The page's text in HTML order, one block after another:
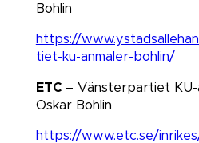
Bohlin​​​​​​​​​​​​​​​​​​​​​​​​​​​​
https://
tiet-ku-anmaler-bohlin/
ETC– Vänsterpartiet KU-
Oskar Bohlin​​​​​​​
https://www.etc.se/